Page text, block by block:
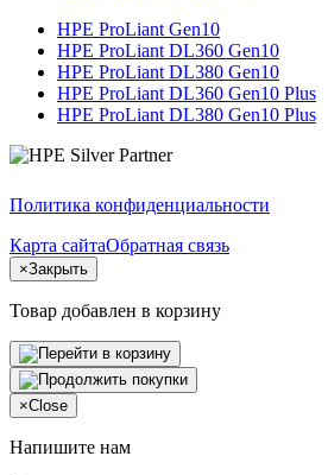
HPE ProLiant Gen10
HPE ProLiant DL360 Gen10
HPE ProLiant DL380 Gen10
HPE ProLiant DL360 Gen10 Plus
HPE ProLiant DL380 Gen10 Plus
Политика конфиденциальности
Карта сайтаОбратная связь
×Закрыть
Товар добавлен в корзину
×Close
Напишите нам